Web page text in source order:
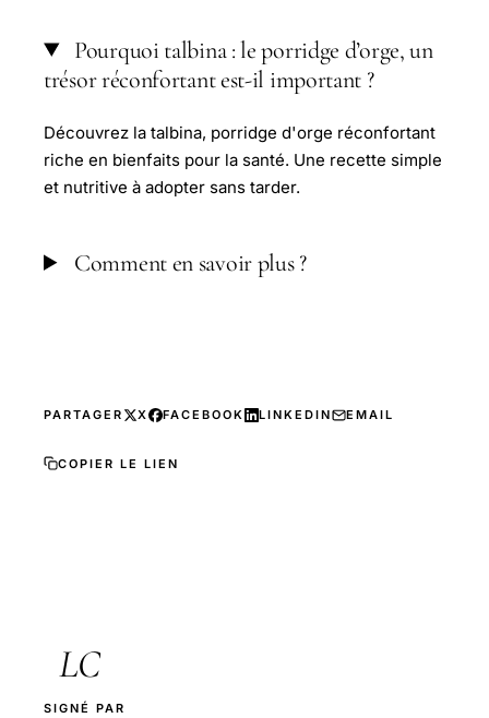
Pourquoi talbina : le porridge d’orge, un
trésor réconfortant est-il important ?
Découvrez la talbina, porridge d'orge réconfortant
riche en bienfaits pour la santé. Une recette simple
et nutritive à adopter sans tarder.
Comment en savoir plus ?
PARTAGER X FACEBOOK LINKEDIN EMAIL
COPIER LE LIEN
LC
SIGNÉ PAR